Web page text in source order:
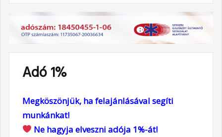
Adó 1%
Megköszönjük, ha felajánlásával segíti
munkánkat!
Ne hagyja elveszni adója 1%-át!